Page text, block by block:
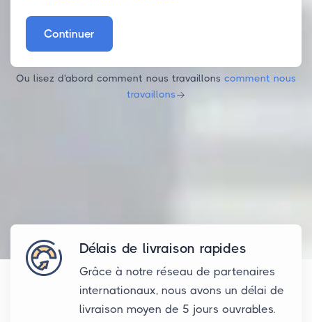
Continuer
Ou lisez d'abord comment nous travaillons comment nous
travaillons
Délais de livraison rapides
Grâce à notre réseau de partenaires
internationaux, nous avons un délai de
livraison moyen de 5 jours ouvrables.